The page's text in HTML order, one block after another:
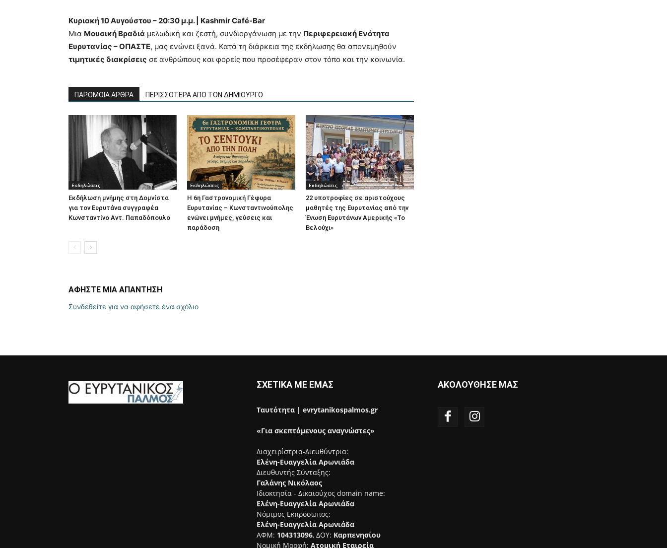
Κυριακή 10 Αυγούστου – 20:30 μ.μ. | Kashmir Café-Bar
Μια Μουσική Βραδιά μελωδική και ζεστή, συνδιοργάνωση με την Περιφερειακή Ενότητα
Ευρυτανίας – ΟΠΑΣΤΕ, μας ενώνει ξανά. Κατά τη διάρκεια της εκδήλωσης θα απονεμηθούν
τιμητικές διακρίσεις σε ανθρώπους και φορείς που προσέφεραν στον τόπο και την κοινωνία.
ΠΑΡΟΜΟΙΑ ΑΡΘΡΑ ΠΕΡΙΣΣΟΤΕΡΑ ΑΠΟ ΤΟΝ ΔΗΜΙΟΥΡΓΟ
Εκδηλώσεις
Εκδήλωση μνήμης στη Δομνίστα
για τον Ευρυτάνα συγγραφέα
Κωνσταντίνο Αντ. Παπαδόπουλο
Εκδηλώσεις
Η 6η Γαστρονομική Γέφυρα
Ευρυτανίας – Κωνσταντινούπολης
ενώνει μνήμες, γεύσεις και
παράδοση
Εκδηλώσεις
22 υποτροφίες σε αριστούχους
μαθητές της Ευρυτανίας από την
Ένωση Ευρυτάνων Αμερικής «Το
Βελούχι»
ΑΦΗΣΤΕ ΜΙΑ ΑΠΑΝΤΗΣΗ
Συνδεθείτε για να αφήσετε ένα σχόλιο
ΣΧΕΤΙΚΑ ΜΕ ΕΜΑΣ
Ταυτότητα | evrytanikospalmos.gr
«Για σκεπτόμενους αναγνώστες»
Διαχειρίστρια-Διευθύντρια:
Ελένη-Ευαγγελία Αρωνιάδα
Διευθυντής Σύνταξης:
Γαλάνης Νικόλαος
Ιδιοκτησία - Δικαιούχος domain name:
Ελένη-Ευαγγελία Αρωνιάδα
Νόμιμος Εκπρόσωπος:
Ελένη-Ευαγγελία Αρωνιάδα
ΑΦΜ: 104313096, ΔΟΥ: Καρπενησίου
Νομική Μορφή: Ατομική Εταιρεία
ΑΚΟΛΟΥΘΗΣΕ ΜΑΣ